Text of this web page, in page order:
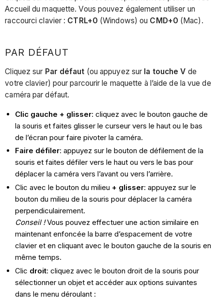
Accueil du maquette. Vous pouvez également utiliser un
raccourci clavier : CTRL+0 (Windows) ou CMD+0 (Mac).
PAR DÉFAUT
Cliquez sur Par défaut (ou appuyez sur la touche V de
votre clavier) pour parcourir le maquette à l’aide de la vue de
caméra par défaut.
Clic gauche + glisser: cliquez avec le bouton gauche de
la souris et faites glisser le curseur vers le haut ou le bas
de l’écran pour faire pivoter la caméra.
Faire défiler: appuyez sur le bouton de défilement de la
souris et faites défiler vers le haut ou vers le bas pour
déplacer la caméra vers l’avant ou vers l’arrière.
Clic avec le bouton du milieu + glisser: appuyez sur le
bouton du milieu de la souris pour déplacer la caméra
perpendiculairement.
Conseil !Vous pouvez effectuer une action similaire en
maintenant enfoncée la barre d’espacement de votre
clavier et en cliquant avec le bouton gauche de la souris en
même temps.
Clic droit: cliquez avec le bouton droit de la souris pour
sélectionner un objet et accéder aux options suivantes
dans le menu déroulant :